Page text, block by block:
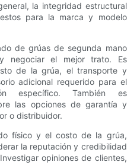
la integridad estructural
para la marca y modelo
de grúas de segunda mano
negociar el mejor trato. Es
de la grúa, el transporte y
adicional requerido para el
específico. También es
las opciones de garantía y
o distribuidor.
físico y el costo de la grúa,
la reputación y credibilidad
opiniones de clientes,